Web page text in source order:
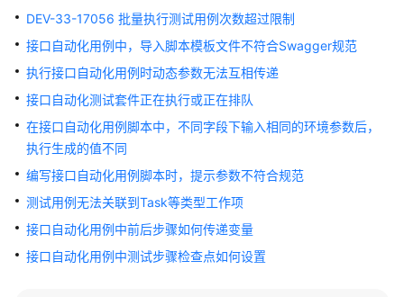
费
明
快
速
入
门
户
指
南
DEV-33-17056 批量执行测试用例次数超过限制
接口自动化用例中，导入脚本模板文件不符合Swagger规范
执行接口自动化用例时动态参数无法互相传递
接口自动化测试套件正在执行或正在排队
在接口自动化用例脚本中，不同字段下输入相同的环境参数后，
执行生成的值不同
编写接口自动化用例脚本时，提示参数不符合规范
测试用例无法关联到Task等类型工作项
接口自动化用例中前后步骤如何传递变量
接口自动化用例中测试步骤检查点如何设置